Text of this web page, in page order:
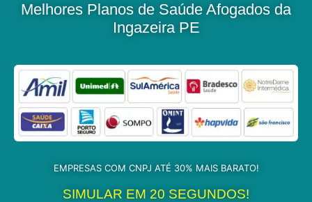
Melhores Planos de Saúde Afogados da
Ingazeira PE
EMPRESAS COM CNPJ ATÉ 30% MAIS BARATO!
SIMULAR EM 20 SEGUNDOS!